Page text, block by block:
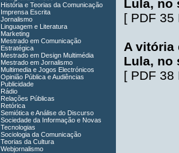
História e Teorias da Comunicação
Imprensa Escrita
Jornalismo
Linguagem e Literatura
Marketing
Mestrado em Comunicação
Estratégica
Mestrado em Design Multimédia
Mestrado em Jornalismo
Multimedia e Jogos Electrónicos
Opinião Pública e Audiências
Publicidade
Rádio
Relações Públicas
Retórica
Semiótica e Análise do Discurso
Sociedade da Informação e Novas
Tecnologias
Sociologia da Comunicação
Teorias da Cultura
Webjornalismo
Lula, no
[ PDF 35
A vitória
Lula, no
[ PDF 38